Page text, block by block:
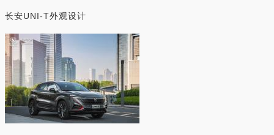
长安UNI-T外观设计